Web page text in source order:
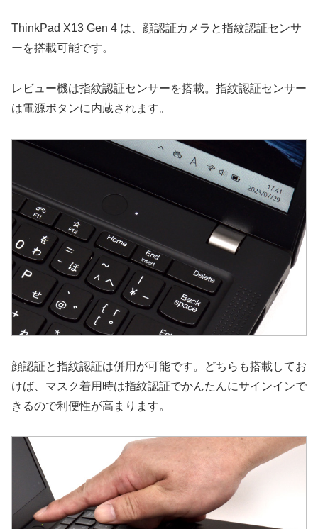
ThinkPad X13 Gen 4 は、顔認証カメラと指紋認証センサ
ーを搭載可能です。
レビュー機は指紋認証センサーを搭載。指紋認証センサー
は電源ボタンに内蔵されます。
顔認証と指紋認証は併用が可能です。どちらも搭載してお
けば、マスク着用時は指紋認証でかんたんにサインインで
きるので利便性が高まります。